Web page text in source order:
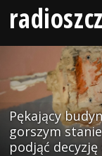
Pękający
gorszym
podjąć decyzję